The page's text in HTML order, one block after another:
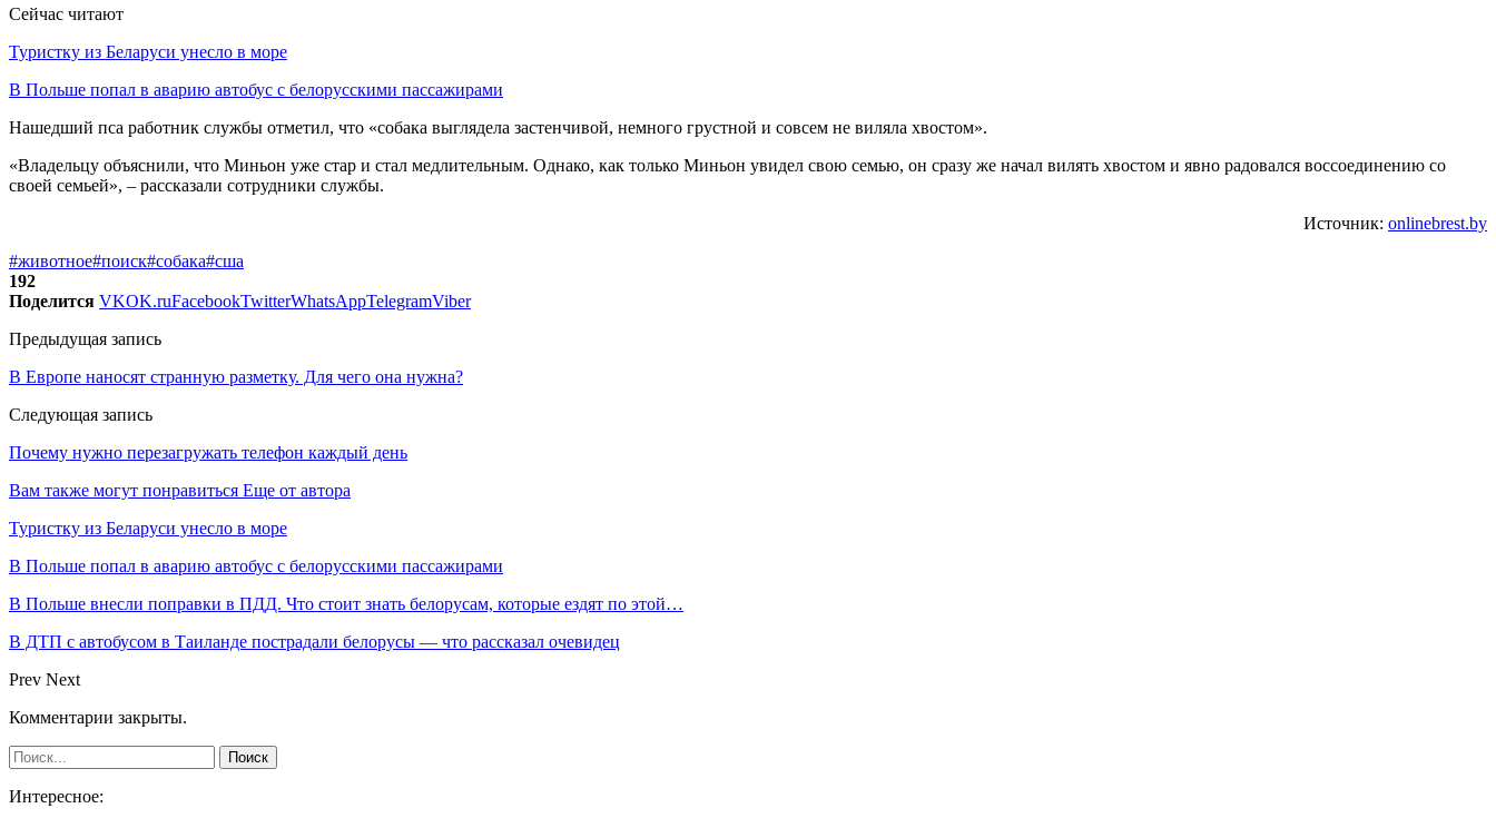
Сейчас читают
Туристку из Беларуси унесло в море
В Польше попал в аварию автобус с белорусскими пассажирами
Нашедший пса работник службы отметил, что «собака выглядела застенчивой, немного грустной и совсем не виляла хвостом».
«Владельцу объяснили, что Миньон уже стар и стал медлительным. Однако, как только Миньон увидел свою семью, он сразу же начал вилять хвостом и явно радовался воссоединению со
своей семьей», – рассказали сотрудники службы.
Источник: onlinebrest.by
#животное#поиск#собака#сша
192
Поделится VKOK.ruFacebookTwitterWhatsAppTelegramViber
Предыдущая запись
В Европе наносят странную разметку. Для чего она нужна?
Следующая запись
Почему нужно перезагружать телефон каждый день
Вам также могут понравиться Еще от автора
Туристку из Беларуси унесло в море
В Польше попал в аварию автобус с белорусскими пассажирами
В Польше внесли поправки в ПДД. Что стоит знать белорусам, которые ездят по этой…
В ДТП с автобусом в Таиланде пострадали белорусы — что рассказал очевидец
Prev Next
Комментарии закрыты.
Интересное: